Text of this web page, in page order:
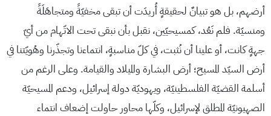
أرضهم، بل هو تبيانٌ لحقيقةٍ أُريدَت أن تبقى مخفيّةً ومتجاهَلَةً
ومنسيّة. فلم نَعُد، كمسيحيّين، نقبل بأن نبقى تحت الاتّهام من أيّ
جهةٍ كانت، أو علينا أن نُثبت، في كلّ مناسبةٍ، انتماءنا وتجذّرنا وهُويّتنا في
أرض السيّد المسيح؛ أرض البشارة والميلاد والقيامة. وعلى الرغم من
أسلمة القضيّة الفلسطينيّة، ويهوديّة دولة إسرائيل، ودعم المسيحيّة
الصهيونيّة المطلق لإسرائيل، وكلّها محاور حاولت إضعاف انتماء